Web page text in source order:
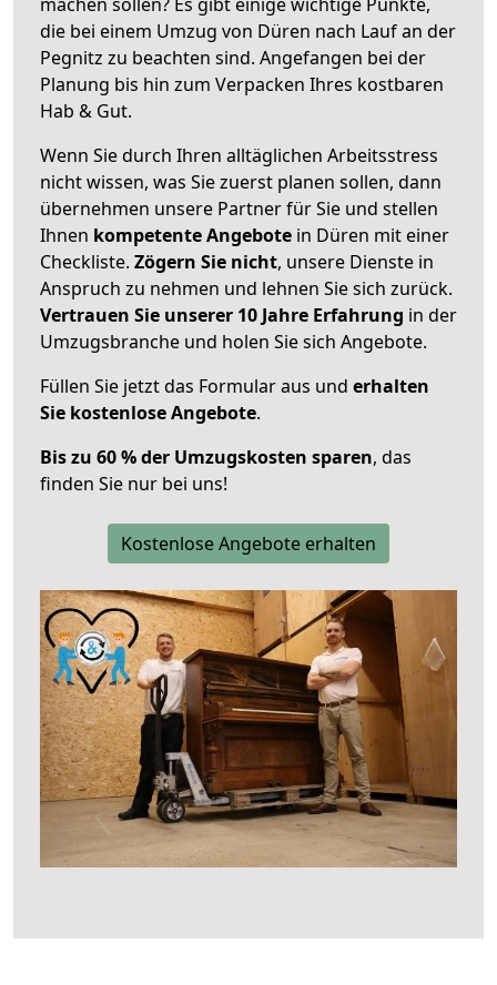
die bei einem Umzug von Düren nach Lauf an der
Pegnitz zu beachten sind. Angefangen bei der
Planung bis hin zum Verpacken Ihres kostbaren
Hab & Gut.
Wenn Sie durch Ihren alltäglichen Arbeitsstress
nicht wissen, was Sie zuerst planen sollen, dann
übernehmen unsere Partner für Sie und stellen
Ihnen kompetente Angebote in Düren mit einer
Checkliste. Zögern Sie nicht, unsere Dienste in
Anspruch zu nehmen und lehnen Sie sich zurück.
Vertrauen Sie unserer 10 Jahre Erfahrung in der
Umzugsbranche und holen Sie sich Angebote.
Füllen Sie jetzt das Formular aus und erhalten
Sie kostenlose Angebote.
Bis zu 60 % der Umzugskosten sparen, das
finden Sie nur bei uns!
Kostenlose Angebote erhalten